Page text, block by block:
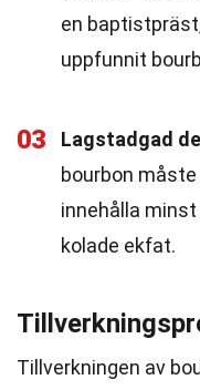
en
uppfunnit
03 Lagstadgad
bourbon
innehålla minst
kolade ekfat.
Tillverkningen av